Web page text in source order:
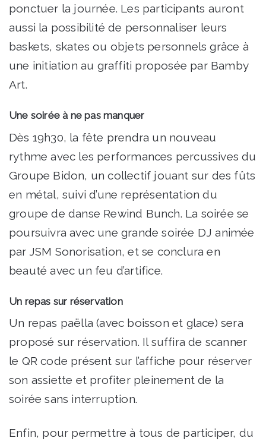
ponctuer la journée. Les participants auront
aussi la possibilité de personnaliser leurs
baskets, skates ou objets personnels grâce à
une initiation au graffiti proposée par Bamby
Art.
Une soirée à ne pas manquer
Dès 19h30, la fête prendra un nouveau
rythme avec les performances percussives du
Groupe Bidon, un collectif jouant sur des fûts
en métal, suivi d’une représentation du
groupe de danse Rewind Bunch. La soirée se
poursuivra avec une grande soirée DJ animée
par JSM Sonorisation, et se conclura en
beauté avec un feu d’artifice.
Un repas sur réservation
Un repas paëlla (avec boisson et glace) sera
proposé sur réservation. Il suffira de scanner
le QR code présent sur l’affiche pour réserver
son assiette et profiter pleinement de la
soirée sans interruption.
Enfin, pour permettre à tous de participer, du